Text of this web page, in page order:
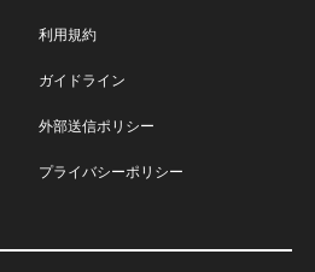
利用規約
ガイドライン
外部送信ポリシー
プライバシーポリシー